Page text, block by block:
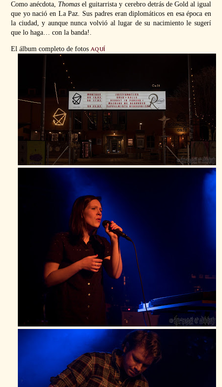
Como anécdota, Thomas el guitarrista y cerebro detrás de Gold al igual
que yo nació en La Paz. Sus padres eran diplomáticos en esa época en
la ciudad, y aunque nunca volvió al lugar de su nacimiento le sugerí
que lo haga… con la banda!.
El álbum completo de fotos aquí